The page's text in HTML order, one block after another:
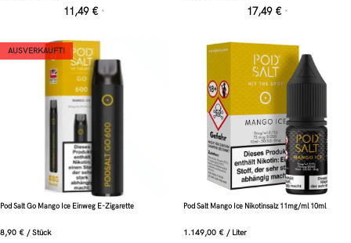
11,49 € * 17,49 € *
AUSVERKAUFT!
Pod Salt Go Mango Ice Einweg E-Zigarette
8,90 € /Stück
Pod Salt Mango Ice Nikotinsalz 11mg/ml 10ml
1.149,00 € / Liter